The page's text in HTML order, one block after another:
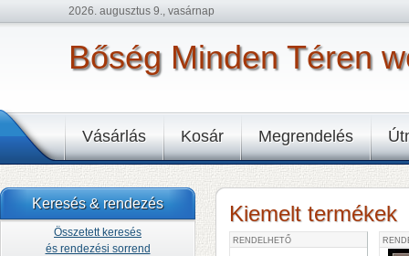
Bőség Minden Téren
2026. augusztus 9., vasárnap
Vásárlás Kosár Megrendelés
Keresés & rendezés
Összetett keresés
és rendezési sorrend
Kiemelt termékek
RENDELHETŐ